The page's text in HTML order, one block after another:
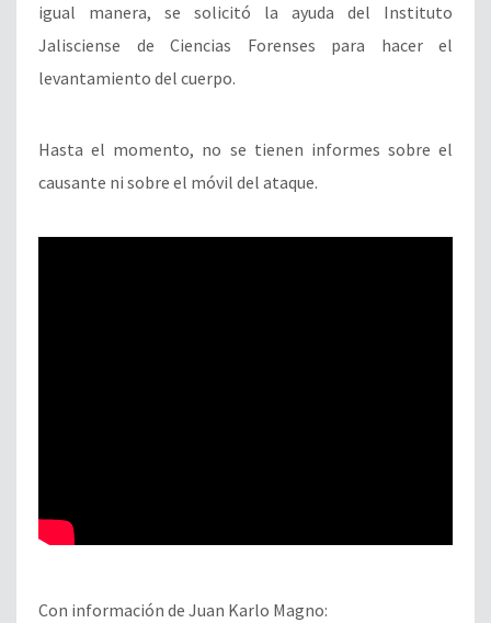
igual manera, se solicitó la ayuda del Instituto
Jalisciense de Ciencias Forenses para hacer el
levantamiento del cuerpo.
Hasta el momento, no se tienen informes sobre el
causante ni sobre el móvil del ataque.
Con información de Juan Karlo Magno: